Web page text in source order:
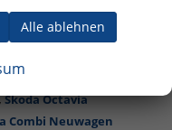
Mühlheim
Skoda Octavia
Combi Neuwagen
Alle ablehnen